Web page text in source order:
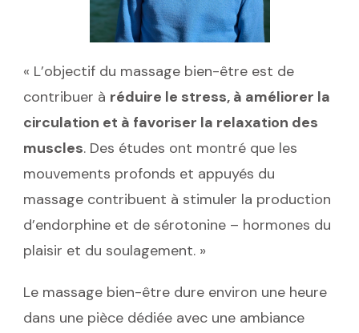
« L’objectif du massage bien-être est de
contribuer à réduire le stress, à améliorer la
circulation et à favoriser la relaxation des
muscles. Des études ont montré que les
mouvements profonds et appuyés du
massage contribuent à stimuler la production
d’endorphine et de sérotonine – hormones du
plaisir et du soulagement. »
Le massage bien-être dure environ une heure
dans une pièce dédiée avec une ambiance